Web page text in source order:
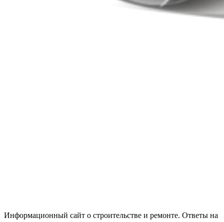
Информационный сайт о строительстве и ремонте. Ответы на